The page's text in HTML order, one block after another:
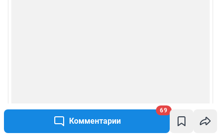
Комментарии
69